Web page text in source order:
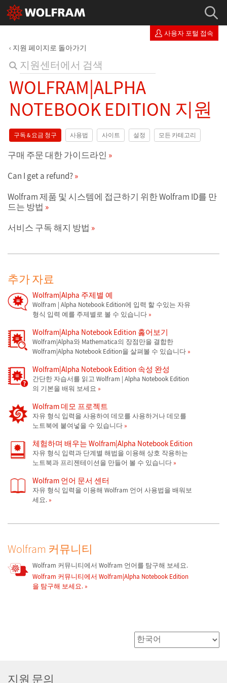
사용자 포털 접속
지원 페이지로 돌아가기
WOLFRAM|ALPHA
NOTEBOOK EDITION 지원
구독 & 요금 청구 사용법 사이트 설정 모든 카테고리
구매 주문 대한 가이드라인
Can I get a refund?
Wolfram 제품 및 시스템에 접근하기 위한 Wolfram ID를 만
드는 방법
서비스 구독 해지 방법
추가 자료
Wolfram|Alpha 주제별 예
Wolfram | Alpha Notebook Edition에 입력 할 수있는 자유
형식 입력 예를 주제별로 볼 수 있습니다
Wolfram|Alpha Notebook Edition 훓어보기
Wolfram|Alpha와 Mathematica의 장점만을 결합한
Wolfram|Alpha Notebook Edition을 살펴볼 수 있습니다
Wolfram|Alpha Notebook Edition 속성 완성
간단한 자습서를 읽고 Wolfram | Alpha Notebook Edition
의 기본을 배워 보세요
Wolfram 데모 프로젝트
자유 형식 입력을 사용하여 데모를 사용하거나 데모를
노트북에 붙여넣을 수 있습니다
체험하며 배우는 Wolfram|Alpha Notebook Edition
자유 형식 입력과 단계별 해법을 이용해 상호 작용하는
노트북과 프리젠테이션을 만들어 볼 수 있습니다
Wolfram 언어 문서 센터
자유 형식 입력을 이용해 Wolfram 언어 사용법을 배워보
세요.
Wolfram 커뮤니티
Wolfram 커뮤니티에서 Wolfram 언어를 탐구해 보세요.
Wolfram 커뮤니티에서 Wolfram|Alpha Notebook Edition
을 탐구해 보세요.
지원 문의